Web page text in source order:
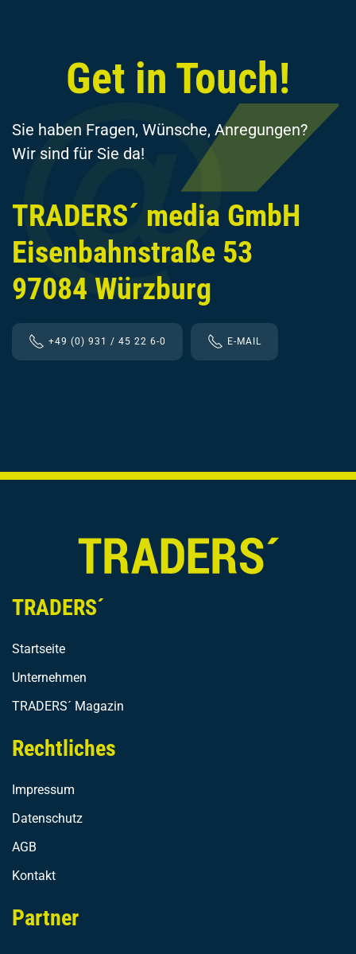
Get in Touch!
Sie haben Fragen, Wünsche, Anregungen?
Wir sind für Sie da!
TRADERS´ media GmbH
Eisenbahnstraße 53
97084 Würzburg
+49 (0) 931 / 45 22 6-0 E-MAIL
TRADERS´
Startseite
Unternehmen
TRADERS´ Magazin
Rechtliches
Impressum
Datenschutz
AGB
Kontakt
Partner